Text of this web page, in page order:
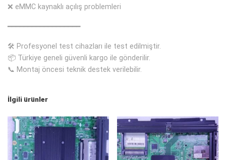
❌ eMMC kaynaklı açılış problemleri
━━━━━━━━━━━━━━━━━━
🛠 Profesyonel test cihazları ile test edilmiştir.
📦 Türkiye geneli güvenli kargo ile gönderilir.
📞 Montaj öncesi teknik destek verilebilir.
İlgili ürünler